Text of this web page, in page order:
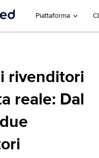
Piattaforma
rivenditori
reale: Dal